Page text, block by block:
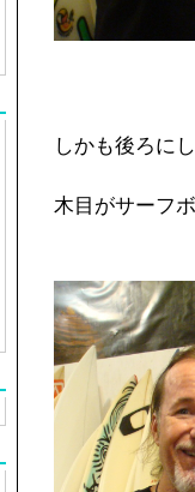
しかも後ろに
木目がサーフ